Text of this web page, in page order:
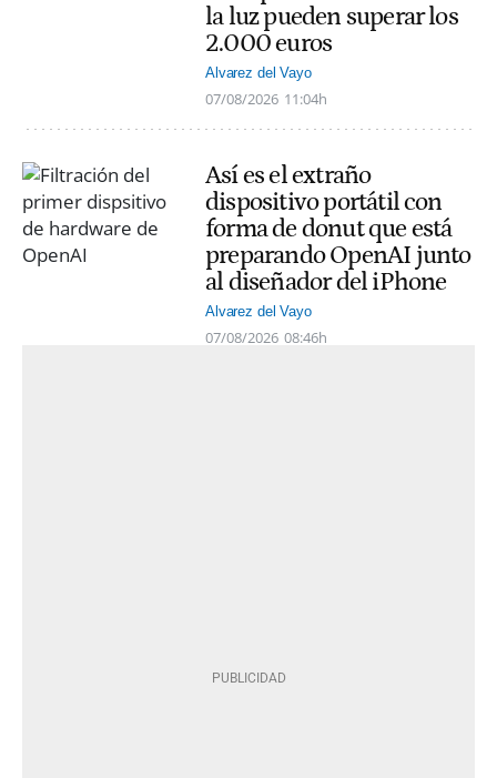
la luz pueden superar los
2.000 euros
Alvarez del Vayo
07/08/2026 11:04h
Así es el extraño
dispositivo portátil con
forma de donut que está
preparando OpenAI junto
al diseñador del iPhone
Alvarez del Vayo
07/08/2026 08:46h